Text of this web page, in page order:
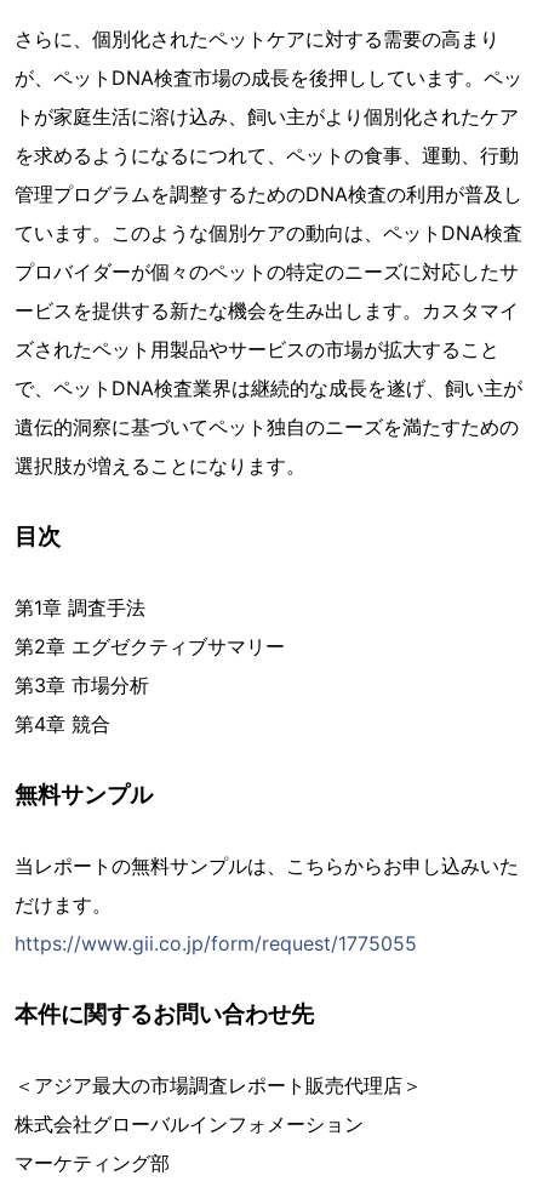
さらに、個別化されたペットケアに対する需要の高まり
が、ペットDNA検査市場の成長を後押ししています。ペッ
トが家庭生活に溶け込み、飼い主がより個別化されたケア
を求めるようになるにつれて、ペットの食事、運動、行動
管理プログラムを調整するためのDNA検査の利用が普及し
ています。このような個別ケアの動向は、ペットDNA検査
プロバイダーが個々のペットの特定のニーズに対応したサ
ービスを提供する新たな機会を生み出します。カスタマイ
ズされたペット用製品やサービスの市場が拡大すること
で、ペットDNA検査業界は継続的な成長を遂げ、飼い主が
遺伝的洞察に基づいてペット独自のニーズを満たすための
選択肢が増えることになります。
目次
第1章 調査手法
第2章 エグゼクティブサマリー
第3章 市場分析
第4章 競合
無料サンプル
当レポートの無料サンプルは、こちらからお申し込みいた
だけます。
https://www.gii.co.jp/form/request/1775055
本件に関するお問い合わせ先
＜アジア最大の市場調査レポート販売代理店＞
株式会社グローバルインフォメーション
マーケティング部